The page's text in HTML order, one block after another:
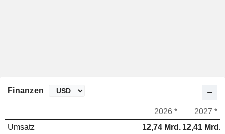
Finanzen
2026 *
2027 *
Umsatz
12,74 Mrd. 12,41 Mrd.